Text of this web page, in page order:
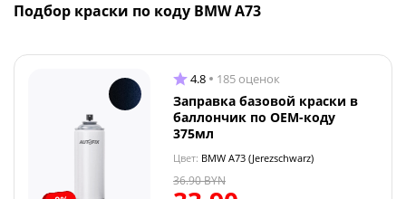
Подбор краски по коду BMW A73
4.8 185 оценок
Заправка базовой краски в
баллончик по OEM-коду
375мл
Цвет: BMW A73 (Jerezschwarz)
36.90BYN